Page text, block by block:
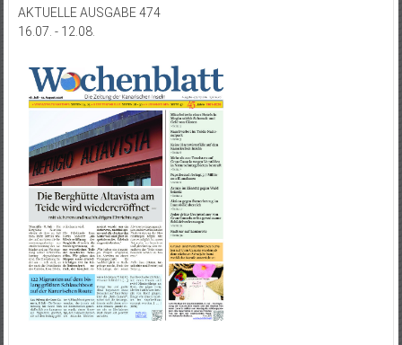
AKTUELLE AUSGABE 474
16.07. - 12.08.